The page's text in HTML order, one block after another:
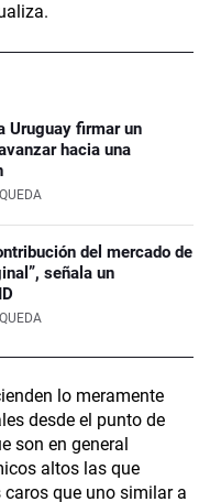
Uruguay firmar un
hacia una
del mercado de
señala un
lo meramente
desde el punto de
son en general
altos las que
que uno similar a